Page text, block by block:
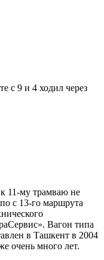
с 9 и 4 ходил через
11-му трамваю не
с 13-го маршрута
Вагон типа
в Ташкент в 2004
очень много лет.